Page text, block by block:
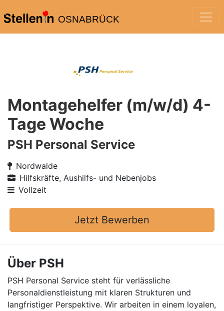
OSNABRÜCK
Montagehelfer (m/w/d) 4-
Tage Woche
PSH Personal Service
Nordwalde
Hilfskräfte, Aushilfs- und Nebenjobs
Vollzeit
Jetzt Bewerben
Über PSH
PSH Personal Service steht für verlässliche
Personaldienstleistung mit klaren Strukturen und
langfristiger Perspektive. Wir arbeiten in einem loyalen,